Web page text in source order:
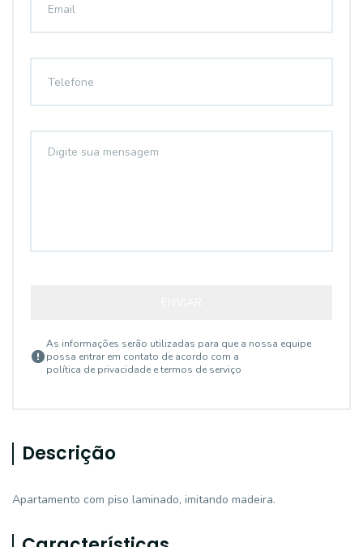
As informações serão utilizadas para que a nossa equipe
possa entrar em contato de acordo com a
política de privacidade e termos de serviço
Descrição
Apartamento com piso laminado, imitando madeira.